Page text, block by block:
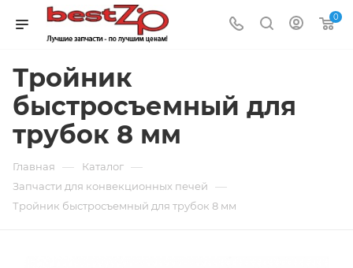
0
Тройник
быстросъемный для
трубок 8 мм
Главная — Каталог —
Запчасти для конвекционных печей —
Тройник быстросъемный для трубок 8 мм